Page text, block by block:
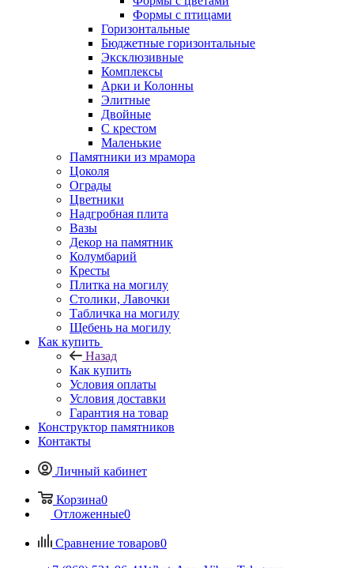
Формы с птицами
Горизонтальные
Бюджетные горизонтальные
Эксклюзивные
Комплексы
Арки и Колонны
Элитные
Двойные
С крестом
Маленькие
Памятники из мрамора
Цоколя
Ограды
Цветники
Надгробная плита
Вазы
Декор на памятник
Колумбарий
Кресты
Плитка на могилу
Столики, Лавочки
Табличка на могилу
Щебень на могилу
Как купить
Назад
Как купить
Условия оплаты
Условия доставки
Гарантия на товар
Конструктор памятников
Контакты
Личный кабинет
Корзина0
Отложенные0
Сравнение товаров0